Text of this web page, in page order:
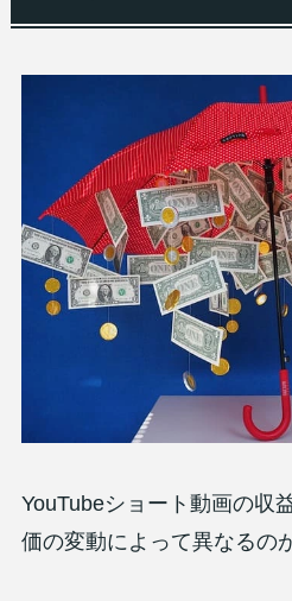
YouTubeショート動画の収
価の変動によって異なるの